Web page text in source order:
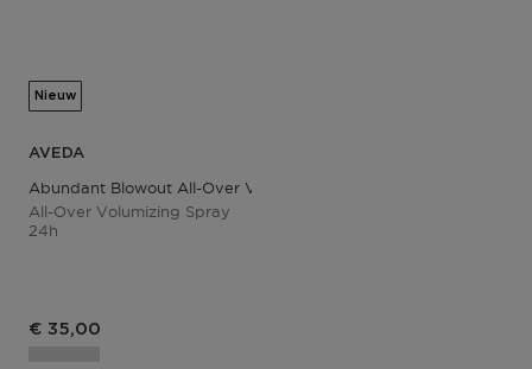
Nieuw
AVEDA
Abundant Blowout All-Over Volumizing Spray
All-Over Volumizing Spray
24h
€ 35,00